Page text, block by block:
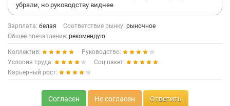
убрали, но руководству виднее
Зарплата: белая Соответствие рынку: рыночное
Общее впечатление: рекомендую
Коллектив:
Руководство:
Условия труда:
Соц.пакет:
Карьерный рост:
Согласен Не согласен Ответить